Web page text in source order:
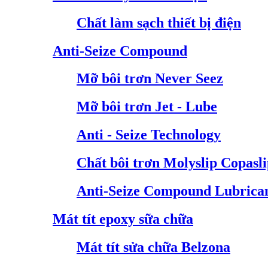
Chất làm sạch thiết bị điện
Anti-Seize Compound
Mỡ bôi trơn Never Seez
Mỡ bôi trơn Jet - Lube
Anti - Seize Technology
Chất bôi trơn Molyslip
Anti-Seize Compound
Mát tít epoxy sữa chữa
Mát tít sửa chữa Belzona